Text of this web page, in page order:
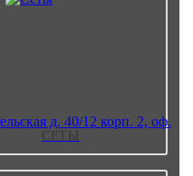
СЕТЫ
д. 40/12 корп. 2, оф.